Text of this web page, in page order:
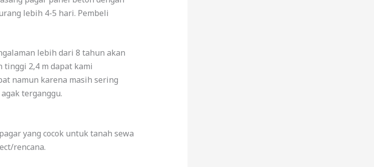
lebih 4-5 hari. Pembeli
lebih dari 8 tahun akan
tinggi 2,4 m dapat kami
namun karena masih sering
terganggu.
yang cocok untuk tanah sewa
rencana.